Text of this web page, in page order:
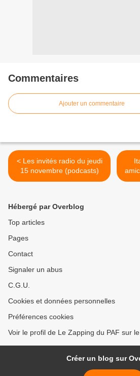
Commentaires
Ajouter un commentaire
< Les invités radio du jeudi
15 novembre (podcasts)
Hébergé par Overblog
Top articles
Pages
Contact
Signaler un abus
C.G.U.
Cookies et données personnelles
Préférences cookies
Voir le profil de Le Zapping du PAF sur
Créer un blog sur